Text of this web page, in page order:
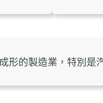
形的製造業，特別是